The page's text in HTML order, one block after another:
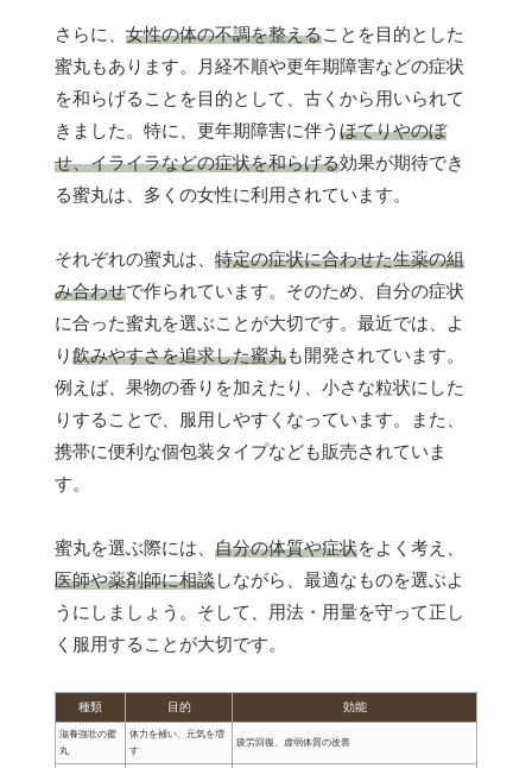
さらに、 女性の体の不調を整えることを目的とした
蜜丸もあります。月経不順や更年期障害などの症状
を和らげることを目的として、古くから用いられて
きました。特に、更年期障害に伴う ほてりやのぼ
せ、イライラなどの症状を和らげる効果が期待でき
る蜜丸は、多くの女性に利用されています。
それぞれの蜜丸は、 特定の症状に合わせた生薬の組
み合わせで作られています。そのため、自分の症状
に合った蜜丸を選ぶことが大切です。最近では、よ
り飲みやすさを追求した蜜丸も開発されています。
例えば、果物の香りを加えたり、小さな粒状にした
りすることで、服用しやすくなっています。また、
携帯に便利な個包装タイプなども販売されていま
す。
蜜丸を選ぶ際には、 自分の体質や症状をよく考え、
医師や薬剤師に相談しながら、最適なものを選ぶよ
うにしましょう。そして、用法・用量を守って正し
く服用することが大切です。
種類 目的 効能
滋養強壮の蜜
丸
体力を補い、元気を増
す
疲労回復、虚弱体質の改善